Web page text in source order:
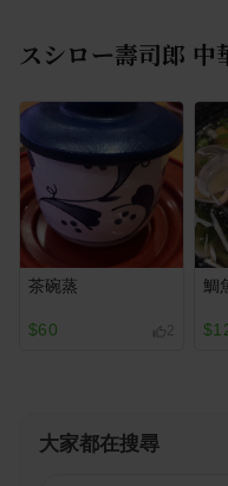
スシロー壽司郎 中
茶碗蒸
$60 2
鯛
大家都在搜尋